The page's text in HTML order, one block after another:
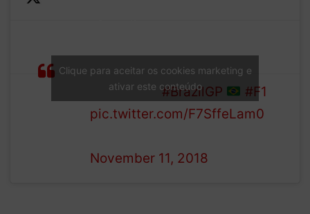
LAP
29/71
Haas of
Magnussen#BrazilGP
#F1
pic.twitter.com/F7SffeLam0
November 11, 2018
Clique para aceitar os cookies marketing e
ativar este conteúdo